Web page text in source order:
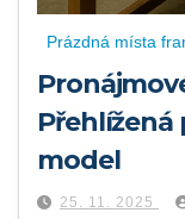
Prázdná místa
model
25. 11. 2025